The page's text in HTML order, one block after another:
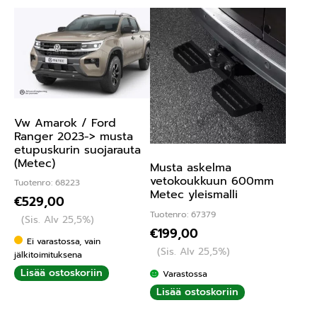
Vw Amarok / Ford
Ranger 2023-> musta
etupuskurin suojarauta
(Metec)
Tuotenro: 68223
€529,00
(Sis. Alv 25,5%)
Ei varastossa, vain
jälkitoimituksena
Lisää ostoskoriin
Musta askelma
vetokoukkuun 600mm
Metec yleismalli
Tuotenro: 67379
€199,00
(Sis. Alv 25,5%)
Varastossa
Lisää ostoskoriin